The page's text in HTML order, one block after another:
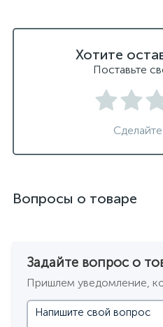
Хотите
Поставьте
Вопросы о товаре
Задайте вопрос о
Пришлем уведомление,